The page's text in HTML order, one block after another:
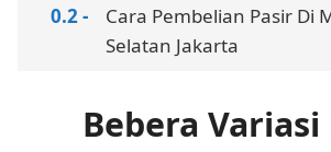
Cara Pembelian Pasir Di
Selatan Jakarta
Bebera Variasi